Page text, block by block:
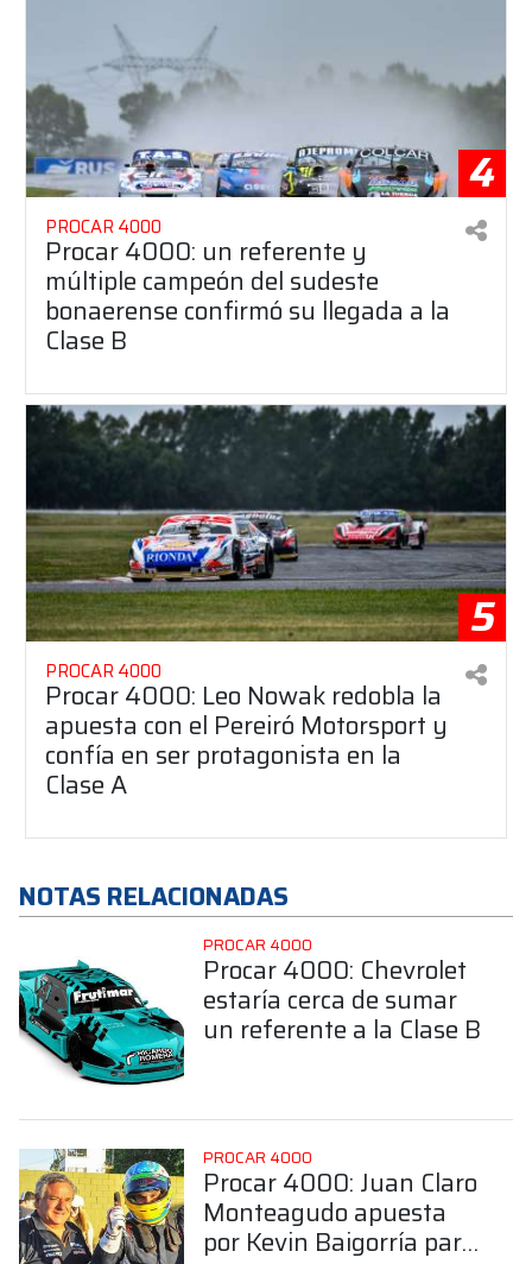
4
PROCAR 4000
Procar 4000: un referente y
múltiple campeón del sudeste
bonaerense confirmó su llegada a la
Clase B
5
PROCAR 4000
Procar 4000: Leo Nowak redobla la
apuesta con el Pereiró Motorsport y
confía en ser protagonista en la
Clase A
NOTAS RELACIONADAS
PROCAR 4000
Procar 4000: Chevrolet
estaría cerca de sumar
un referente a la Clase B
PROCAR 4000
Procar 4000: Juan Claro
Monteagudo apuesta
por Kevin Baigorría para